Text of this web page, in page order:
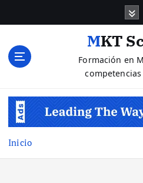
MKT
Formación en
Inicio